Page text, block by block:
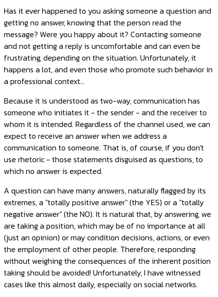
Has it ever happened to you asking someone a question and
getting no answer, knowing that the person read the
message? Were you happy about it? Contacting someone
and not getting a reply is uncomfortable and can even be
frustrating, depending on the situation. Unfortunately, it
happens a lot, and even those who promote such behavior in
a professional context...
Because it is understood as two-way, communication has
someone who initiates it - the sender - and the receiver to
whom it is intended. Regardless of the channel used, we can
expect to receive an answer when we address a
communication to someone. That is, of course, if you don't
use rhetoric - those statements disguised as questions, to
which no answer is expected.
A question can have many answers, naturally flagged by its
extremes, a "totally positive answer" (the YES) or a "totally
negative answer" (the NO). It is natural that, by answering, we
are taking a position, which may be of no importance at all
(just an opinion) or may condition decisions, actions, or even
the employment of other people. Therefore, responding
without weighing the consequences of the inherent position
taking should be avoided! Unfortunately, I have witnessed
cases like this almost daily, especially on social networks.